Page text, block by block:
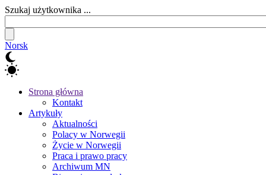
Szukaj użytkownika ...
Norsk
Strona główna
Kontakt
Artykuły
Aktualności
Polacy w Norwegii
Życie w Norwegii
Praca i prawo pracy
Archiwum MN